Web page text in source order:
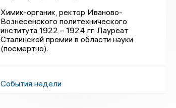
Химик-органик, ректор Иваново-
Вознесенского политехнического
института 1922 – 1924 гг. Лауреат
Сталинской премии в области науки
(посмертно).
События недели